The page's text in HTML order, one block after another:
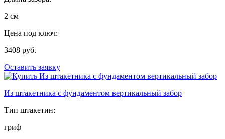
2 см
Цена под ключ:
3408 руб.
Оставить заявку
Из штакетника с фундаментом вертикальный забор
Тип штакетин:
гриф